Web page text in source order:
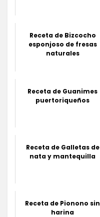
Receta de Bizcocho
esponjoso de fresas
naturales
Receta de Guanimes
puertoriqueños
Receta de Galletas de
nata y mantequilla
Receta de Pionono sin
harina